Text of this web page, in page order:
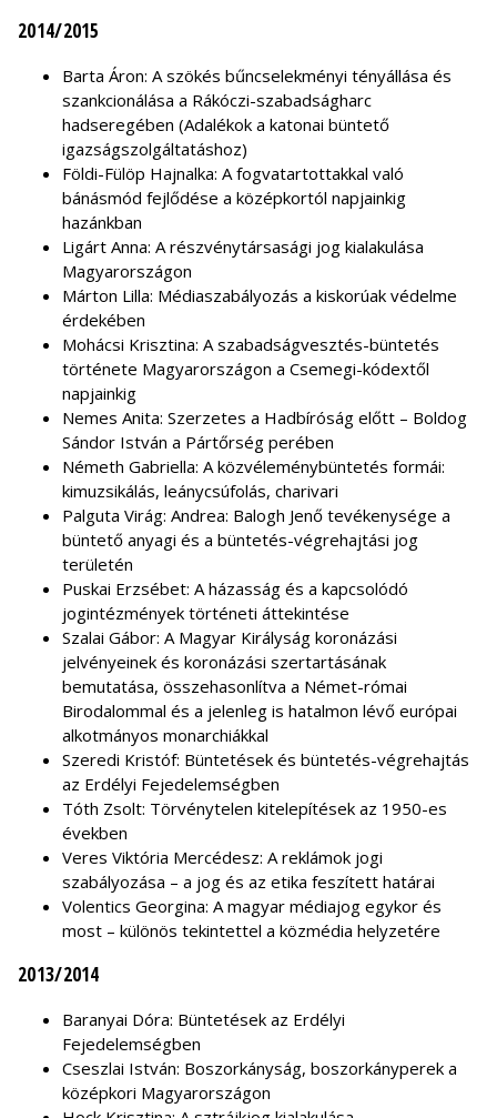
2014/2015
Barta Áron: A szökés bűncselekményi tényállása és
szankcionálása a Rákóczi-szabadságharc
hadseregében (Adalékok a katonai büntető
igazságszolgáltatáshoz)
Földi-Fülöp Hajnalka: A fogvatartottakkal való
bánásmód fejlődése a középkortól napjainkig
hazánkban
Ligárt Anna: A részvénytársasági jog kialakulása
Magyarországon
Márton Lilla: Médiaszabályozás a kiskorúak védelme
érdekében
Mohácsi Krisztina: A szabadságvesztés-büntetés
története Magyarországon a Csemegi-kódextől
napjainkig
Nemes Anita: Szerzetes a Hadbíróság előtt – Boldog
Sándor István a Pártőrség perében
Németh Gabriella: A közvéleménybüntetés formái:
kimuzsikálás, leánycsúfolás, charivari
Palguta Virág: Andrea: Balogh Jenő tevékenysége a
büntető anyagi és a büntetés-végrehajtási jog
területén
Puskai Erzsébet: A házasság és a kapcsolódó
jogintézmények történeti áttekintése
Szalai Gábor: A Magyar Királyság koronázási
jelvényeinek és koronázási szertartásának
bemutatása, összehasonlítva a Német-római
Birodalommal és a jelenleg is hatalmon lévő európai
alkotmányos monarchiákkal
Szeredi Kristóf: Büntetések és büntetés-végrehajtás
az Erdélyi Fejedelemségben
Tóth Zsolt: Törvénytelen kitelepítések az 1950-es
években
Veres Viktória Mercédesz: A reklámok jogi
szabályozása – a jog és az etika feszített határai
Volentics Georgina: A magyar médiajog egykor és
most – különös tekintettel a közmédia helyzetére
2013/2014
Baranyai Dóra: Büntetések az Erdélyi
Fejedelemségben
Cseszlai István: Boszorkányság, boszorkányperek a
középkori Magyarországon